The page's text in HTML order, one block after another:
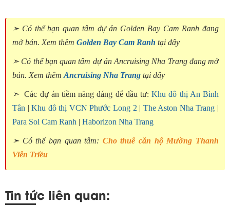
➣ Có thể bạn quan tâm dự án Golden Bay Cam Ranh đang
mở bán. Xem thêm Golden Bay Cam Ranh tại đây
➣ Có thể bạn quan tâm dự án Ancruising Nha Trang đang mở
bán. Xem thêm Ancruising Nha Trang tại đây
➣ Các dự án tiềm năng đáng để đầu tư:Khu đô thị An Bình
Tân |Khu đô thị VCN Phước Long 2 | The Aston Nha Trang |
Para Sol Cam Ranh | Haborizon Nha Trang
➣ Có thể bạn quan tâm: Cho thuê căn hộ Mường Thanh
Viễn Triều
Tin tức liên quan: